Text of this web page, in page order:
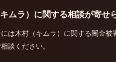
ムラ）に関する相談が寄せ
は木村（キムラ）に関する闇金
談ください。